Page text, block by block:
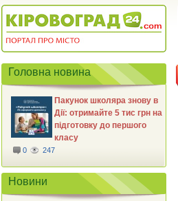
Головна новина
Пакунок школяра знову в
Дії: отримайте 5 тис грн на
підготовку до першого
класу
0 247
Новини